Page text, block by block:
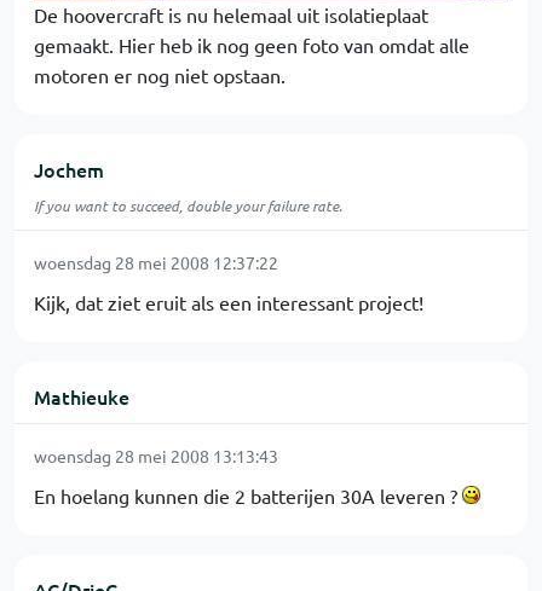
De hoovercraft is nu helemaal uit isolatieplaat
gemaakt. Hier heb ik nog geen foto van omdat alle
motoren er nog niet opstaan.
Jochem
If you want to succeed, double your failure rate.
woensdag 28 mei 2008 12:37:22
Kijk, dat ziet eruit als een interessant project!
Mathieuke
woensdag 28 mei 2008 13:13:43
En hoelang kunnen die 2 batterijen 30A leveren ?